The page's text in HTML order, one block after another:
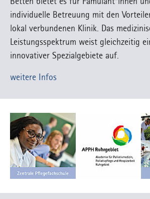
Betten bietet es für Famulant*innen
individuelle Betreuung mit den
lokal verbundenen Klinik. Das
Leistungsspektrum weist gleichzeitig
innovativer Spezialgebiete auf.
weitere Infos